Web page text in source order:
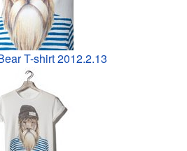
T-shirt 2012.2.13